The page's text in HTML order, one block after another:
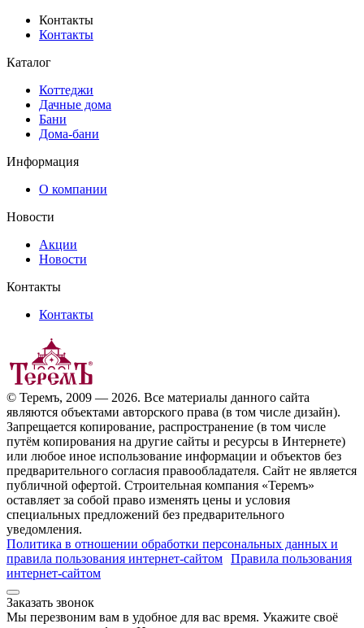
Контакты
Контакты
Каталог
Коттеджи
Дачные дома
Бани
Дома-бани
Информация
О компании
Новости
Акции
Новости
Контакты
Контакты
© Теремъ, 2009 — 2026. Все материалы данного сайта
являются объектами авторского права (в том числе дизайн).
Запрещается копирование, распространение (в том числе
путём копирования на другие сайты и ресурсы в Интернете)
или любое иное использование информации и объектов без
предварительного согласия правообладателя. Cайт не является
публичной офертой. Строительная компания «Теремъ»
оставляет за собой право изменять цены и условия
специальных предложений без предварительного
уведомления.
Политика в отношении обработки персональных данных и
правила пользования интернет-сайтом Правила пользования
интернет-сайтом
Заказать звонок
Мы перезвоним вам в удобное для вас время. Укажите своё